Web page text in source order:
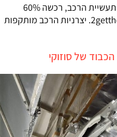
ZF, אחת מספקיות המשנה הגדולות של תעשיית הרכב, רכשה 60%
מחברת פתרונות הניידות ההולנדית 2getthere. יצרניות הרכב מותקפות
של סוזוקי